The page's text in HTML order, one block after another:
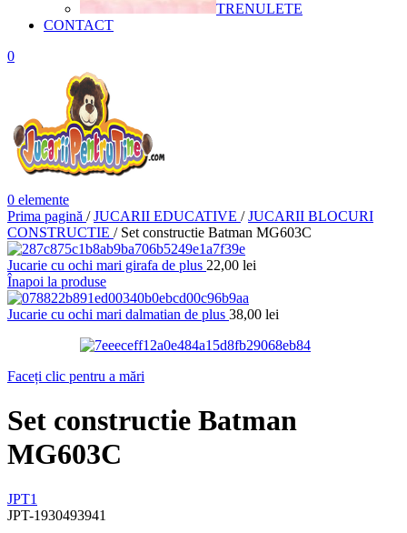
TRENULETE
CONTACT
0
0 elemente
Prima pagină / JUCARII EDUCATIVE / JUCARII BLOCURI
CONSTRUCTIE / Set constructie Batman MG603C
Jucarie cu ochi mari girafa de plus 22,00 lei
Înapoi la produse
Jucarie cu ochi mari dalmatian de plus 38,00 lei
Faceți clic pentru a mări
Set constructie Batman
MG603C
JPT1
JPT-1930493941